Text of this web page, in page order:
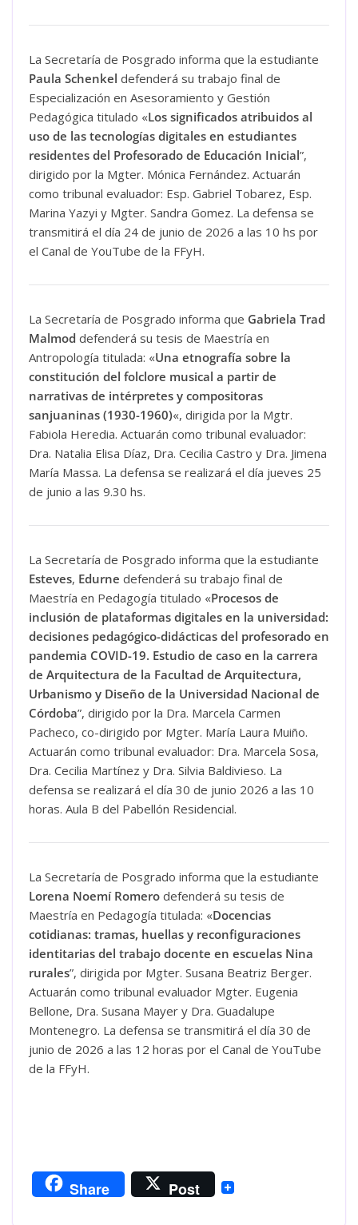
La Secretaría de Posgrado informa que la estudiante
Paula Schenkel defenderá su trabajo final de
Especialización en Asesoramiento y Gestión
Pedagógica titulado «Los significados atribuidos al
uso de las tecnologías digitales en estudiantes
residentes del Profesorado de Educación Inicial”,
dirigido por la Mgter. Mónica Fernández. Actuarán
como tribunal evaluador: Esp. Gabriel Tobarez, Esp.
Marina Yazyi y Mgter. Sandra Gomez. La defensa se
transmitirá el día 24 de junio de 2026 a las 10 hs por
el Canal de YouTube de la FFyH.
La Secretaría de Posgrado informa que Gabriela Trad
Malmod defenderá su tesis de Maestría en
Antropología titulada: «Una etnografía sobre la
constitución del folclore musical a partir de
narrativas de intérpretes y compositoras
sanjuaninas (1930-1960)«, dirigida por la Mgtr.
Fabiola Heredia. Actuarán como tribunal evaluador:
Dra. Natalia Elisa Díaz, Dra. Cecilia Castro y Dra. Jimena
María Massa. La defensa se realizará el día jueves 25
de junio a las 9.30 hs.
La Secretaría de Posgrado informa que la estudiante
Esteves, Edurne defenderá su trabajo final de
Maestría en Pedagogía titulado «Procesos de
inclusión de plataformas digitales en la universidad:
decisiones pedagógico-didácticas del profesorado en
pandemia COVID-19. Estudio de caso en la carrera
de Arquitectura de la Facultad de Arquitectura,
Urbanismo y Diseño de la Universidad Nacional de
Córdoba”, dirigido por la Dra. Marcela Carmen
Pacheco, co-dirigido por Mgter. María Laura Muiño.
Actuarán como tribunal evaluador: Dra. Marcela Sosa,
Dra. Cecilia Martínez y Dra. Silvia Baldivieso. La
defensa se realizará el día 30 de junio 2026 a las 10
horas. Aula B del Pabellón Residencial.
La Secretaría de Posgrado informa que la estudiante
Lorena Noemí Romero defenderá su tesis de
Maestría en Pedagogía titulada: «Docencias
cotidianas: tramas, huellas y reconfiguraciones
identitarias del trabajo docente en escuelas Nina
rurales”, dirigida por Mgter. Susana Beatriz Berger.
Actuarán como tribunal evaluador Mgter. Eugenia
Bellone, Dra. Susana Mayer y Dra. Guadalupe
Montenegro. La defensa se transmitirá el día 30 de
junio de 2026 a las 12 horas por el Canal de YouTube
de la FFyH.
Share Post